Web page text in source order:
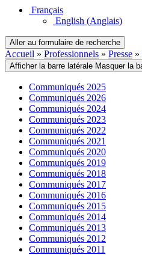
Français
English (Anglais)
Aller au formulaire de recherche
Accueil » Professionnels » Presse »
Afficher la barre latérale Masquer la
Communiqués 2025
Communiqués 2026
Communiqués 2024
Communiqués 2023
Communiqués 2022
Communiqués 2021
Communiqués 2020
Communiqués 2019
Communiqués 2018
Communiqués 2017
Communiqués 2016
Communiqués 2015
Communiqués 2014
Communiqués 2013
Communiqués 2012
Communiqués 2011